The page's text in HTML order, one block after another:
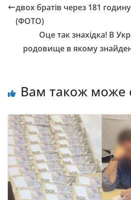
двох братів через 181
(ФОТО)
Оце так знахідка! В
родовище в якому
Вам також може